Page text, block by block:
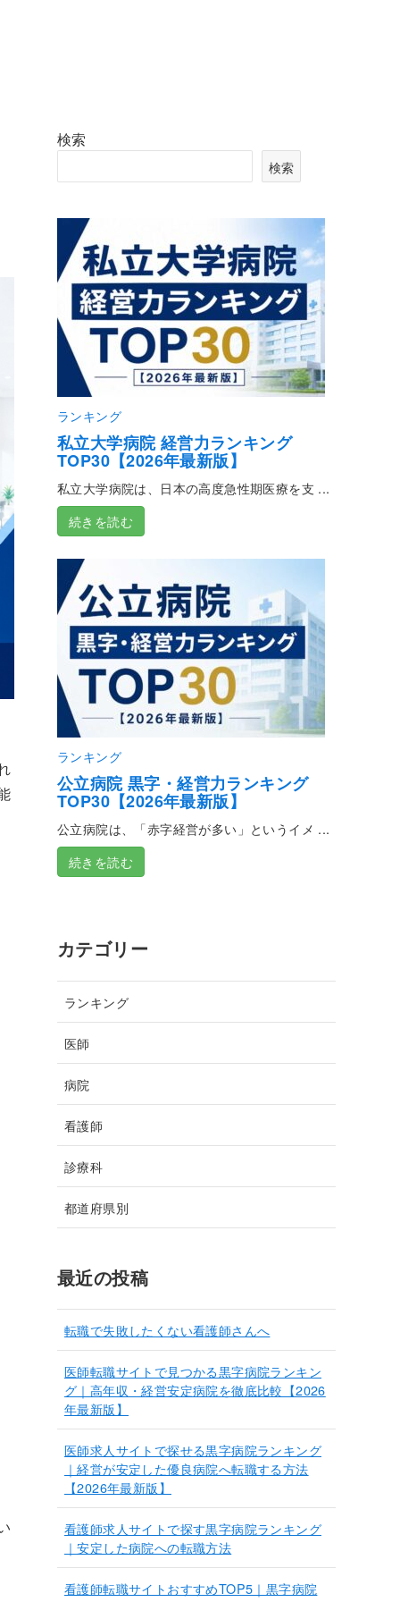
検索
検索
ランキング
私立大学病院 経営力ランキング
TOP30【2026年最新版】
私立大学病院は、日本の高度急性期医療を支 ...
続きを読む
ランキング
公立病院 黒字・経営力ランキング
TOP30【2026年最新版】
公立病院は、「赤字経営が多い」というイメ ...
続きを読む
カテゴリー
ランキング
医師
病院
看護師
診療科
都道府県別
最近の投稿
転職で失敗したくない看護師さんへ
医師転職サイトで見つかる黒字病院ランキン
グ｜高年収・経営安定病院を徹底比較【2026
年最新版】
医師求人サイトで探せる黒字病院ランキング
｜経営が安定した優良病院へ転職する方法
【2026年最新版】
看護師求人サイトで探す黒字病院ランキング
｜安定した病院への転職方法
看護師転職サイトおすすめTOP5｜黒字病院